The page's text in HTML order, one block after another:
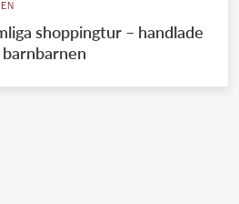
shoppingtur – handlade